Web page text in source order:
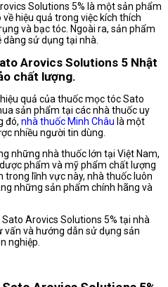
Solutions 5% là một sản phẩm
hiệu quả trong việc kích thích
và bạc tóc. Ngoài ra, sản phẩm
sử dụng tại nhà.
Arovics Solutions 5 Nhật
chất lượng.
quả của thuốc mọc tóc Sato
sản phẩm tại các nhà thuốc uy
đó, nhà thuốc Minh Châu là một
nhiều người tin dùng.
những nhà thuốc lớn tại Việt Nam,
phẩm và mỹ phẩm chất lượng
trong lĩnh vực này, nhà thuốc luôn
những sản phẩm chính hãng và
Arovics Solutions 5% tại nhà
vấn và hướng dẫn sử dụng sản
nghiệp.